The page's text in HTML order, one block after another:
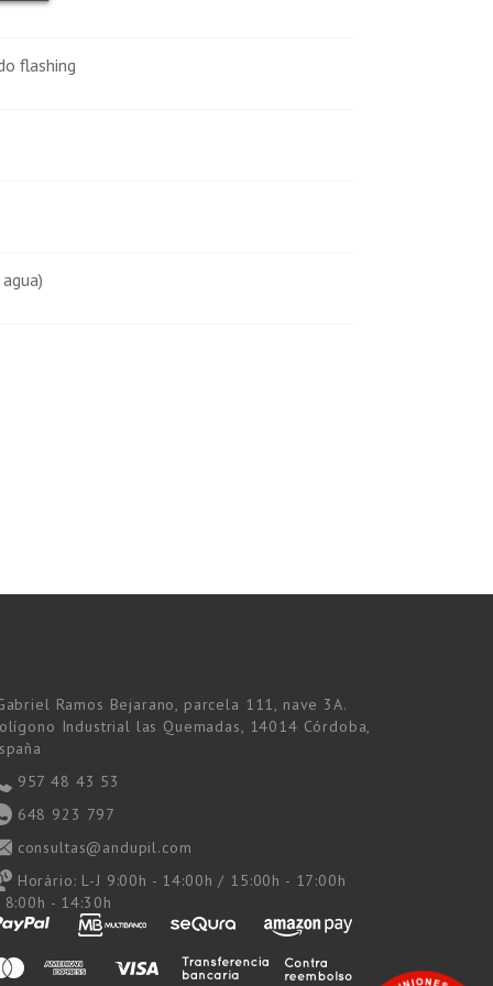
flashing
Ramos Bejarano, parcela 111, nave 3A.
Industrial las Quemadas, 14014 Córdoba,
957 48 43 53
648 923 797
consultas@andupil.com
Horário: L-J 9:00h - 14:00h / 15:00h - 17:00h
8:00h - 14:30h